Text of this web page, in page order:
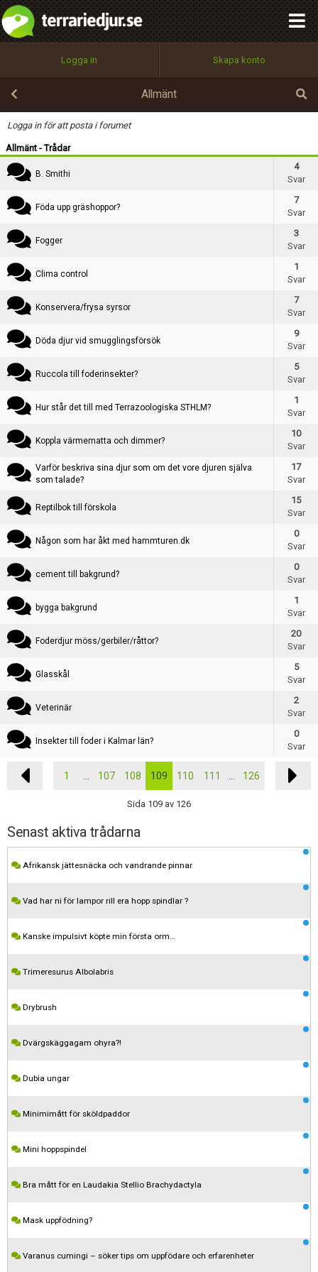
Logga in Skapa konto
Allmänt
Logga in för att posta i forumet
Allmänt - Trådar
B. Smithi
4
Svar
Föda upp gräshoppor?
7
Svar
Fogger
3
Svar
Clima control
1
Svar
Konservera/frysa syrsor
7
Svar
Döda djur vid smugglingsförsök
9
Svar
Ruccola till foderinsekter?
5
Svar
Hur står det till med Terrazoologiska STHLM?
1
Svar
Koppla värmematta och dimmer?
10
Svar
Varför beskriva sina djur som om det vore djuren själva
som talade?
17
Svar
Reptilbok till förskola
15
Svar
Någon som har åkt med hammturen.dk
0
Svar
cement till bakgrund?
0
Svar
bygga bakgrund
1
Svar
Foderdjur möss/gerbiler/råttor?
20
Svar
Glasskål
5
Svar
Veterinär
2
Svar
Insekter till foder i Kalmar län?
0
Svar
1 107 108 109 110 111 126
Sida 109 av 126
Senast aktiva trådarna
Afrikansk jättesnäcka och vandrande pinnar
Vad har ni för lampor rill era hopp spindlar ?
Kanske impulsivt köpte min första orm…
Trimeresurus Albolabris
Drybrush
Dvärgskäggagam ohyra?!
Dubia ungar
Minimimått för sköldpaddor
Mini hoppspindel
Bra mått för en Laudakia Stellio Brachydactyla
Mask uppfödning?
Varanus cumingi – söker tips om uppfödare och erfarenheter
Kategori
Skapa tråd
Utför
100%
OK
integritetspolicy
Namn:
Epost:
Användarnamn:
Lösenord:
Terms of Service
Begär nytt lösenord
Tillbaka till förstasidan